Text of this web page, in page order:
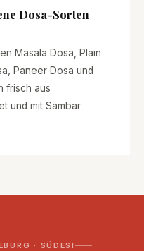
Dosa-Sorten
Masala Dosa, Plain
Paneer Dosa und
frisch aus
und mit Sambar
· SÜDESI